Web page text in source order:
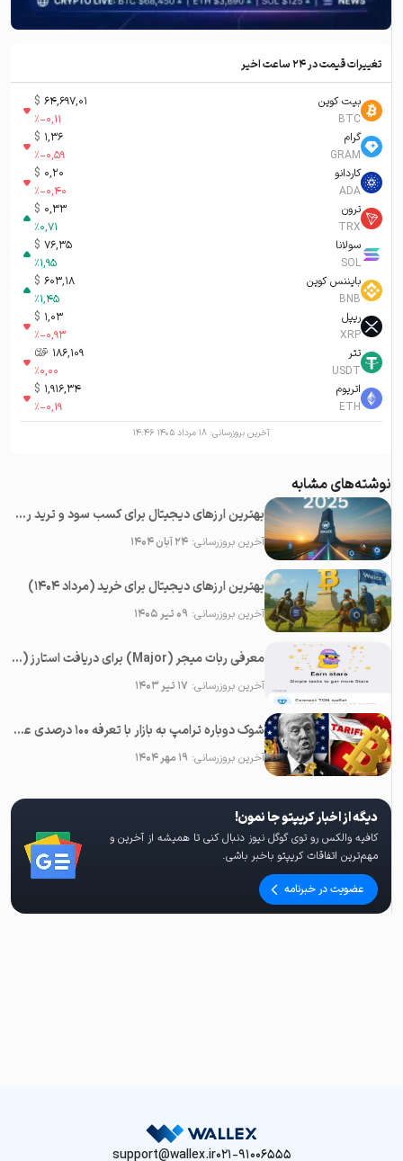
تغییرات قیمت در ۲۴ ساعت اخیر
بیت کوین
BTC
64,697,01
$
%-0,11
گرام
GRAM
1,36
$
%-0,59
کاردانو
ADA
0,20
$
%-0,40
ترون
TRX
0,33
$
%0,71
سولانا
SOL
76,35
$
%1,95
بایننس کوین
BNB
603,18
$
%1,45
ریپل
XRP
1,03
$
%-0,93
تتر
USDT
186,109 تومان-ء
%0,00
اتریوم
ETH
1,916,34
$
%-0,19
آخرین بروزرسانی:۱۸ مرداد ۱۴۰۵ ۱۴:۴۶
نوشته‌های مشابه
بهترین ارزهای دیجیتال برای کسب سود و ترید روزانه در سال ۲۰۲۵
آخرین بروزرسانی:۲۴ آبان ۱۴۰۴
بهترین ارزهای دیجیتال برای خرید (مرداد ۱۴۰۴)
آخرین بروزرسانی:۰۹ تیر ۱۴۰۵
معرفی ربات میجر (Major) برای دریافت استارز (Stars) رایگان در تلگرام
آخرین بروزرسانی:۱۷ تیر ۱۴۰۳
شوک دوباره ترامپ به بازار با تعرفه ۱۰۰ درصدی علیه چین؛‌ سقوط همه رمزارزها
آخرین بروزرسانی:۱۹ مهر ۱۴۰۴
دیگه از اخبار کریپتو جا نمون!
کافیه والکس رو توی گوگل نیوز دنبال کنی تا همیشه از آخرین و
مهم‌ترین اتفاقات کریپتو باخبر باشی.
عضویت در خبرنامه
021-91006555
support@wallex.ir